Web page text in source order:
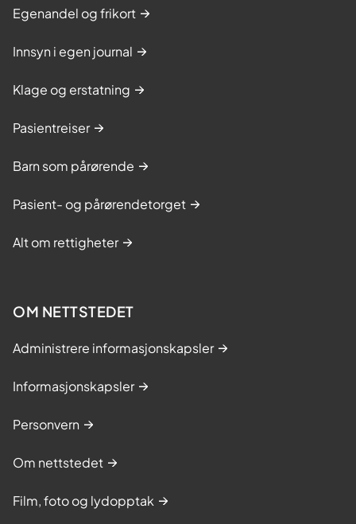
Egenandel og frikort
Innsyn i egen journal
Klage og erstatning
Pasientreiser
Barn som pårørende
Pasient- og pårørendetorget
Alt om rettigheter
OM NETTSTEDET
Administrere informasjonskapsler
Informasjonskapsler
Personvern
Om nettstedet
Film, foto og lydopptak